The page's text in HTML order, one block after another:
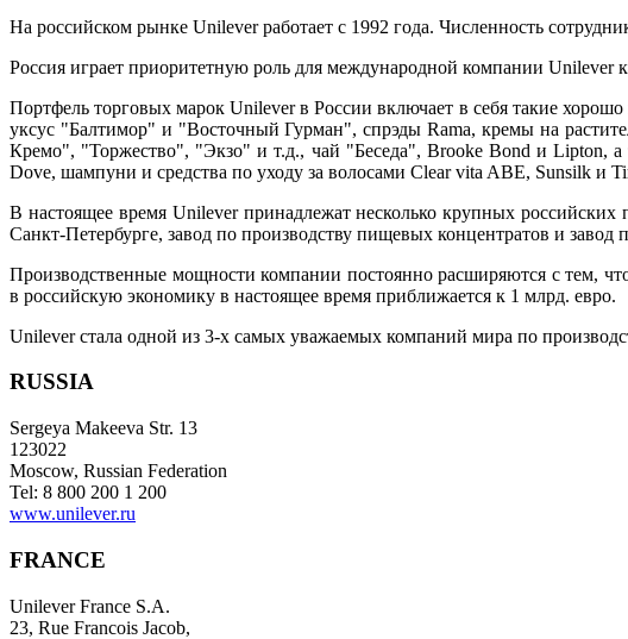
На российском рынке Unilever работает с 1992 года. Численность
Россия играет приоритетную роль для международной компании Unilever
Портфель торговых марок Unilever в России включает в себя такие
уксус "Балтимор" и "Восточный Гурман", спрэды Rama, кремы на
Кремо", "Торжество", "Экзо" и т.д., чай "Беседа", Brooke Bond и Lipton,
Dove, шампуни и средства по уходу за волосами Clear vita ABE, Sunsilk и
В настоящее время Unilever принадлежат несколько крупных
Санкт-Петербурге, завод по производству пищевых концентратов и
Производственные мощности компании постоянно расширяются с тем,
в российскую экономику в настоящее время приближается к 1 млрд. евро.
Unilever стала одной из 3-х самых уважаемых компаний мира по
RUSSIA
Sergeya Makeeva Str. 13
123022
Moscow, Russian Federation
Tel: 8 800 200 1 200
www.unilever.ru
FRANCE
Unilever France S.A.
23, Rue Francois Jacob,